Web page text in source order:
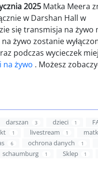
2025 Matka Meera
w Darshan Hall w
się transmisja na żywo
żywo zostanie
podczas wycieczek
na żywo . Możesz
darszan 3 dzieci 1
1 livestream 1
6 ochrona danych 1
schaumburg 1 Sklep 1